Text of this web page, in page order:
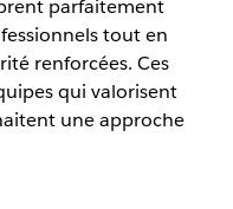
parfaitement
tout en
renforcées. Ces
qui valorisent
une approche